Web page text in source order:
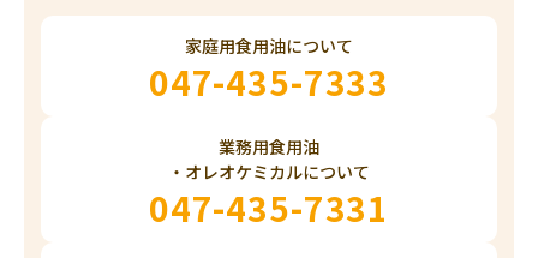
家庭用食用油について
047-435-7333
業務用食用油
・オレオケミカルについて
047-435-7331